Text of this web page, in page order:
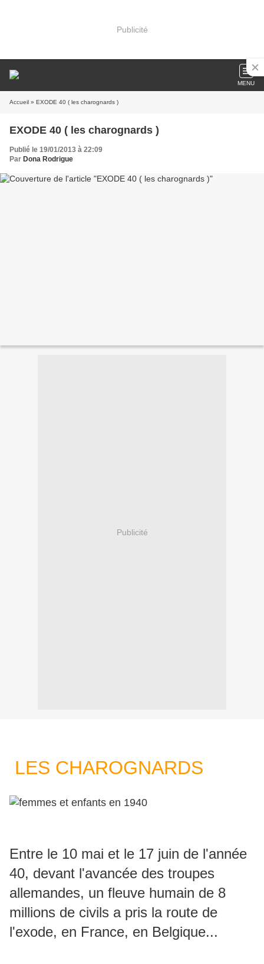
Publicité
MENU
Accueil » EXODE 40 ( les charognards )
EXODE 40 ( les charognards )
Publié le 19/01/2013 à 22:09
Par Dona Rodrigue
Publicité
LES CHAROGNARDS
Entre le 10 mai et le 17 juin de l'année
40, devant l'avancée des troupes
allemandes, un fleuve humain de 8
millions de civils a pris la route de
l'exode, en France, en Belgique...